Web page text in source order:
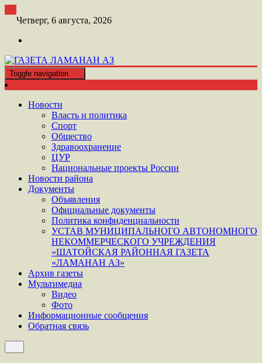
Четверг, 6 августа, 2026
ГАЗЕТА ЛАМАНАН АЗ
ШАТОЙСКАЯ ГАЗЕТА ЛАМАНАН АЗ
Toggle navigation
Новости
Власть и политика
Спорт
Общество
Здравоохранение
ЦУР
Национальные проекты России
Новости района
Документы
Объявления
Официальные документы
Политика конфиденциальности
УСТАВ МУНИЦИПАЛЬНОГО АВТОНОМНОГО
НЕКОММЕРЧЕСКОГО УЧРЕЖДЕНИЯ
«ШАТОЙСКАЯ РАЙОННАЯ ГАЗЕТА
«ЛАМАНАН АЗ»
Архив газеты
Мультимедиа
Видео
Фото
Информационные сообщения
Обратная связь